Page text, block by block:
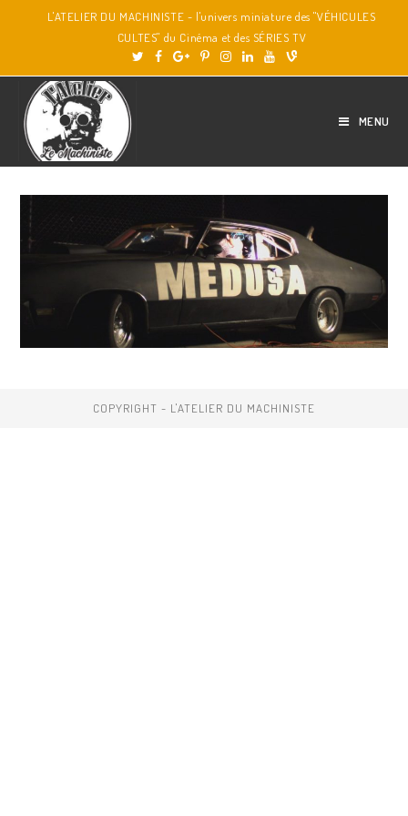
L'ATELIER DU MACHINISTE - l'univers miniature des "VÉHICULES
CULTES" du Cinéma et des SÉRIES TV
MENU
COPYRIGHT - L'ATELIER DU MACHINISTE